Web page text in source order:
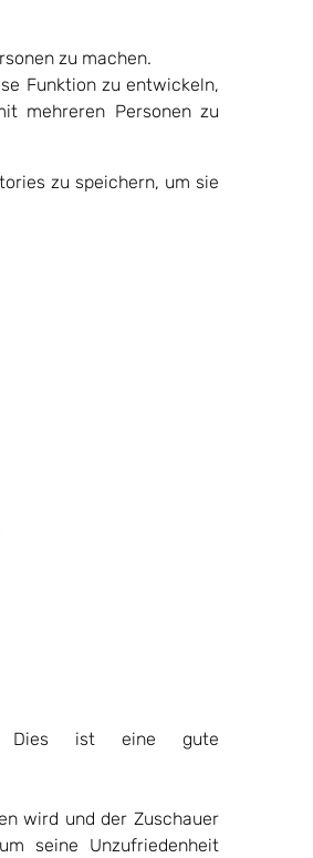
zu machen.
Funktion zu entwickeln,
mehreren Personen zu
zu speichern, um sie
Dies ist eine gute
wird und der Zuschauer
seine Unzufriedenheit